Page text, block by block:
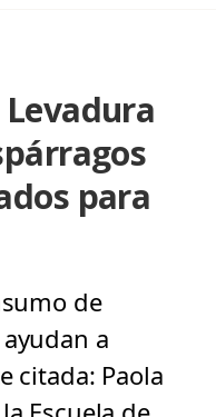
para
de
a
citada: Paola